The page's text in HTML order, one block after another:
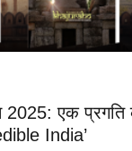
2025: एक
India’